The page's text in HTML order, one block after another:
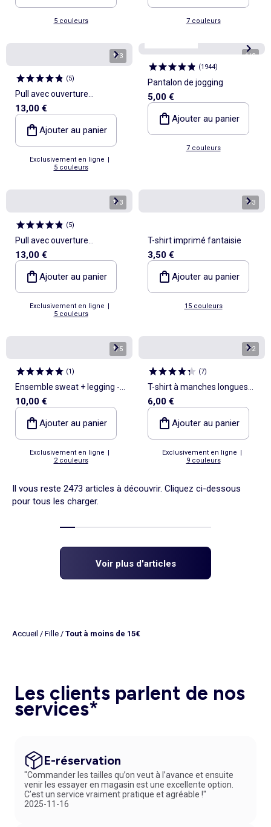
5 couleurs 7 couleurs
1/3
(5)
Pull avec ouverture
boutonnée épaule
13,00 €
Ajouter au panier
Exclusivement en ligne |
5 couleurs
1/3
(1944)
Pantalon de jogging
5,00 €
Ajouter au panier
7 couleurs
1/3
(5)
Pull avec ouverture
boutonnée épaule
13,00 €
Ajouter au panier
Exclusivement en ligne |
5 couleurs
1/3
T-shirt imprimé fantaisie
3,50 €
Ajouter au panier
15 couleurs
1/5
(1)
Ensemble sweat + legging - 2
pièces
10,00 €
Ajouter au panier
Exclusivement en ligne |
2 couleurs
1/2
(7)
T-shirt à manches longues
avec animation
6,00 €
Ajouter au panier
Exclusivement en ligne |
9 couleurs
Il vous reste 2473 articles à découvrir. Cliquez ci-dessous
pour tous les charger.
Voir plus d'articles
Accueil / Fille / Tout à moins de 15€
Les clients parlent de nos
services*
E-réservation
"Commander les tailles qu’on veut à l’avance et ensuite
venir les essayer en magasin est une excellente option.
C’est un service vraiment pratique et agréable !"
2025-11-16